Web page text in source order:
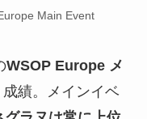
Main Event
WSOP Europe メ
績。メインイベ